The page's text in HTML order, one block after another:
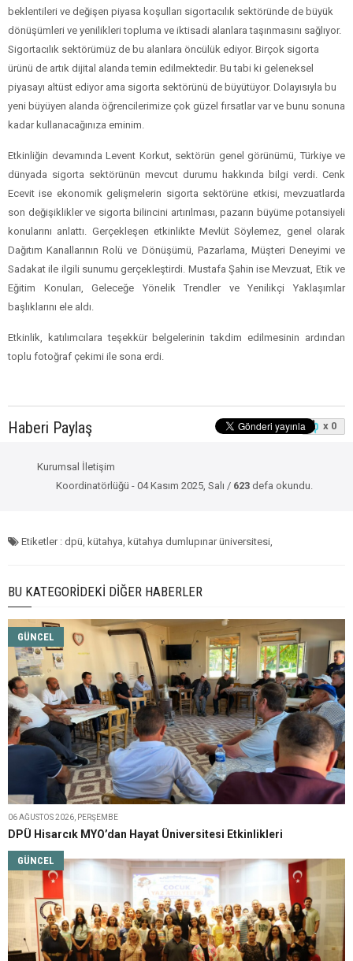
beklentileri ve değişen piyasa koşulları sigortacılık sektöründe de büyük
dönüşümleri ve yenilikleri topluma ve iktisadi alanlara taşınmasını sağlıyor.
Sigortacılık sektörümüz de bu alanlara öncülük ediyor. Birçok sigorta
ürünü de artık dijital alanda temin edilmektedir. Bu tabi ki geleneksel
piyasayı altüst ediyor ama sigorta sektörünü de büyütüyor. Dolayısıyla bu
yeni büyüyen alanda öğrencilerimize çok güzel fırsatlar var ve bunu sonuna
kadar kullanacağınıza eminim.
Etkinliğin devamında Levent Korkut, sektörün genel görünümü, Türkiye ve
dünyada sigorta sektörünün mevcut durumu hakkında bilgi verdi. Cenk
Ecevit ise ekonomik gelişmelerin sigorta sektörüne etkisi, mevzuatlarda
son değişiklikler ve sigorta bilincini artırılması, pazarın büyüme potansiyeli
konularını anlattı. Gerçekleşen etkinlikte Mevlüt Söylemez, genel olarak
Dağıtım Kanallarının Rolü ve Dönüşümü, Pazarlama, Müşteri Deneyimi ve
Sadakat ile ilgili sunumu gerçekleştirdi. Mustafa Şahin ise Mevzuat, Etik ve
Eğitim Konuları, Geleceğe Yönelik Trendler ve Yenilikçi Yaklaşımlar
başlıklarını ele aldı.
Etkinlik, katılımcılara teşekkür belgelerinin takdim edilmesinin ardından
toplu fotoğraf çekimi ile sona erdi.
Haberi Paylaş x 0
Kurumsal İletişim
Koordinatörlüğü - 04 Kasım 2025, Salı / 623 defa okundu.
Etiketler : dpü, kütahya, kütahya dumlupınar üniversitesi,
BU KATEGORIDEKI DIĞER HABERLER
GÜNCEL
06 AĞUSTOS 2026, PERŞEMBE
DPÜ Hisarcık MYO’dan Hayat Üniversitesi Etkinlikleri
GÜNCEL